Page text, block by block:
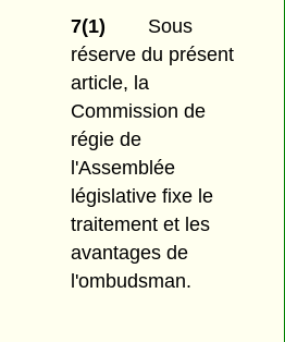
7(1)
Sous
réserve du présent
article, la
Commission de
régie de
l'Assemblée
législative fixe le
traitement et les
avantages de
l'ombudsman.